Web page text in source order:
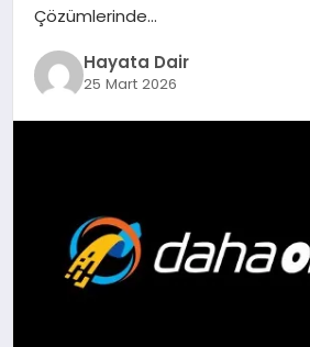
Çözümlerinde…
Hayata Dair
25 Mart 2026